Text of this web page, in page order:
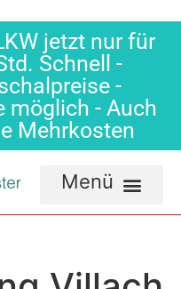
jetzt nur für
Schnell -
-
möglich - Auch
Mehrkosten